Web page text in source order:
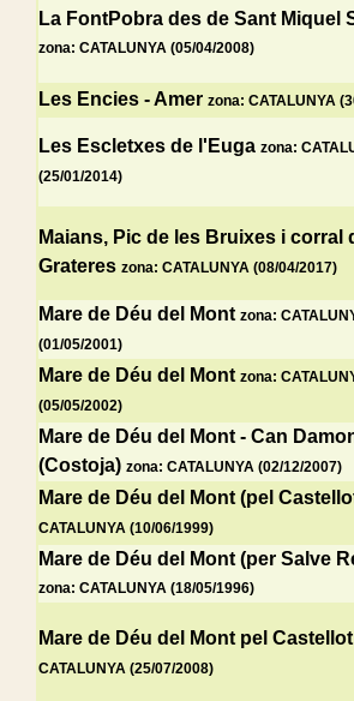
La FontPobra des de Sant Miquel
zona: CATALUNYA (05/04/2008)
Les Encies - Amer zona: CATALUNYA
Les Escletxes de l'Euga zona:
(25/01/2014)
Maians, Pic de les Bruixes i corral
Grateres zona: CATALUNYA (08/04/2017)
Mare de Déu del Mont zona:
(01/05/2001)
Mare de Déu del Mont zona:
(05/05/2002)
Mare de Déu del Mont - Can
(Costoja) zona: CATALUNYA (02/12/2007)
Mare de Déu del Mont (pel
CATALUNYA (10/06/1999)
Mare de Déu del Mont (per Salve
zona: CATALUNYA (18/05/1996)
Mare de Déu del Mont pel Castellot
CATALUNYA (25/07/2008)